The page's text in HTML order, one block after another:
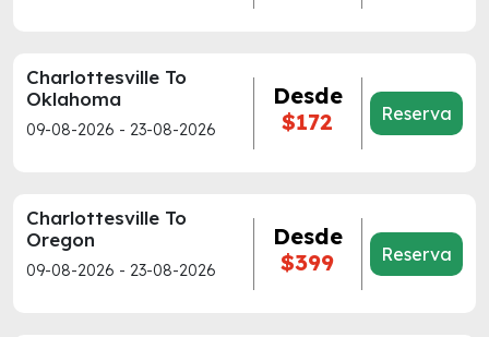
Charlottesville To
Oklahoma
09-08-2026 - 23-08-2026
Desde
$172
Reserva
Charlottesville To
Oregon
09-08-2026 - 23-08-2026
Desde
$399
Reserva